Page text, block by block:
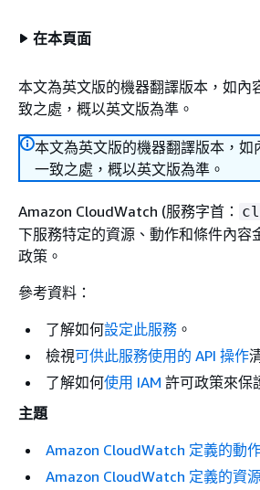
在本頁面
本文為英文版的機器翻譯版本，如內
致之處，概以英文版為準。
本文為英文版的機器翻譯版本，如
一致之處，概以英文版為準。
Amazon CloudWatch (服務字首：
下服務特定的資源、動作和條件內容
政策。
參考資料：
了解如何設定此服務 。
檢視可供此服務使用的 API 操作
了解如何使用 IAM 許可政策來保
主題
Amazon CloudWatch 定義的動
Amazon CloudWatch 定義的資